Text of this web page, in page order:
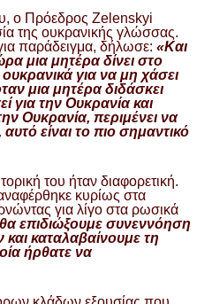
ο Πρόεδρος Zelenskyi
της ουκρανικής γλώσσας.
παράδειγμα, δήλωσε: «Και
μια μητέρα δίνει στο
ουκρανικά για να μη χάσει
μια μητέρα διδάσκει
για την Ουκρανία και
Ουκρανία, περιμένει να
είναι το πιο σημαντικό
του ήταν διαφορετική.
κυρίως στα
για λίγο στα ρωσικά
επιδιώξουμε συνεννόηση
καταλαβαίνουμε τη
ήρθατε να